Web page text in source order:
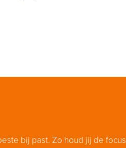
bij past. Zo houd jij de focus